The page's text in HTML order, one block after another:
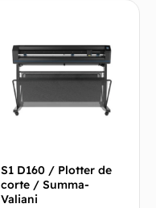
S1 D160 / Plotter de
corte / Summa-
Valiani